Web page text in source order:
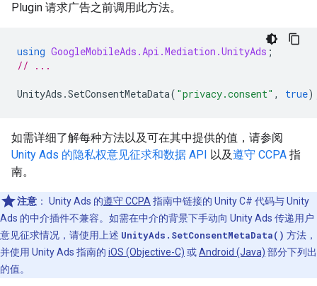
Plugin 请求广告之前调用此方法。
using GoogleMobileAds.Api.Mediation.UnityAds ;
// ...
UnityAds .SetConsentMetaData( "privacy.consent" , true
如需详细了解每种方法以及可在其中提供的值，请参阅
Unity Ads 的隐私权意见征求和数据 API 以及遵守 CCPA 指
南。
注意 ： Unity Ads 的遵守 CCPA指南中链接的 Unity C# 代码与 Unity
Ads 的中介插件不兼容。如需在中介的背景下手动向 Unity Ads 传递用户
意见征求情况，请使用上述 UnityAds.SetConsentMetaData() 方法，
并使用 Unity Ads 指南的 iOS (Objective-C) 或Android (Java) 部分下列出
的值。